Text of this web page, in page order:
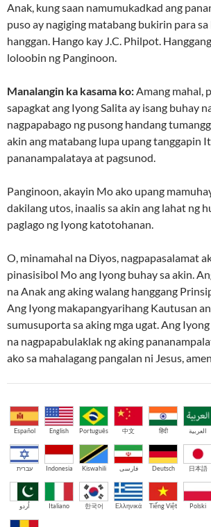
Anak, kung saan namumukadkad ang
puso ay nagiging matabang bukirin para
hanggan. Hango kay J.C. Philpot.
loloobin ng Panginoon.
Manalangin ka kasama ko:Amang mahal,
sapagkat ang Iyong Salita ay isang buhay
nagpapabago ng pusong handang
akin ang matabang lupa upang tanggapin
pananampalataya at pagsunod.
Panginoon, akayin Mo ako upang
dakilang utos, inaalis sa akin ang lahat ng
paglago ng Iyong katotohanan.
O, minamahal na Diyos, nagpapasalamat
pinasisibol Mo ang Iyong buhay sa akin.
na Anak ang aking walang hanggang
Ang Iyong makapangyarihang Kautusan
sumusuporta sa aking mga ugat. Ang
na nagpapabulaklak ng aking
ako sa mahalagang pangalan ni Jesus,
Español English Português 中文 हिंदी العربية
עברית Indonesia Kiswahili فارسی Deutsch 日本語
اُردو Italiano 한국어 Ελληνικά Tiếng Việt Polski